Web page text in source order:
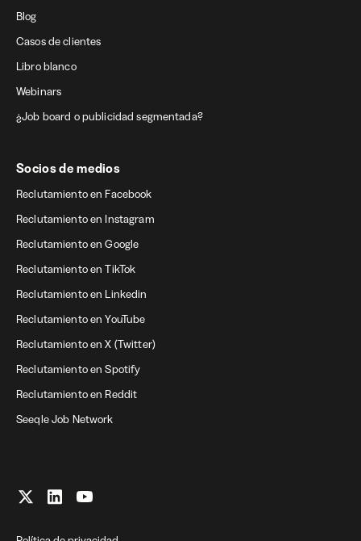
Blog
Casos de clientes
Libro blanco
Webinars
¿Job board o publicidad segmentada?
Socios de medios
Reclutamiento en Facebook
Reclutamiento en Instagram
Reclutamiento en Google
Reclutamiento en TikTok
Reclutamiento en Linkedin
Reclutamiento en YouTube
Reclutamiento en X (Twitter)
Reclutamiento en Spotify
Reclutamiento en Reddit
Seeqle Job Network